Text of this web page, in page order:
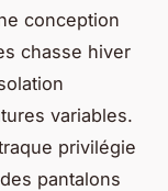
conception
chasse hiver
variables.
privilégie
pantalons